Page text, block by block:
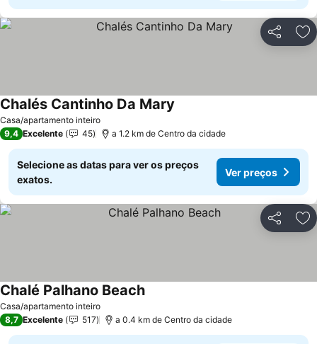
Partilhar
Casa/apartamento inteiro
Chalés Cantinho Da Mary
9,4 Excelente 45 a 1.2 km de Centro da cidade
Selecione as datas para ver os preços
exatos.
Ver preços
Partilhar
Casa/apartamento inteiro
Chalé Palhano BeachVer preços
8,7 Excelente 517 a 0.4 km de Centro da cidade